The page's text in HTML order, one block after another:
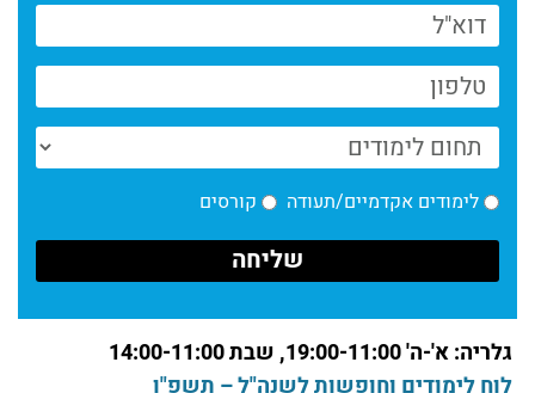
קרא עוד >
חדשות המחלקה לתקשורת חזותית – 7.9.202
קרא עוד >
סיכום תערוכת בוגרים 2025
חדשות תקשורת חזותית || חודש יולי 2025
לימודים אקדמיים/תעודה קורסים
גלריה: א'-ה' 19:00-11:00, שבת 14:00-11:00
לוח לימודים וחופשות לשנה"ל – תשפ"ו